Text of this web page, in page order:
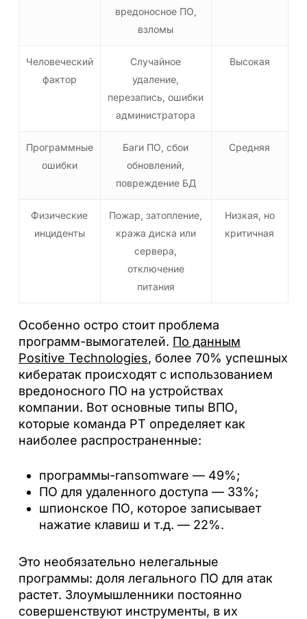
вредоносное ПО,
взломы
Человеческий
фактор
Случайное
удаление,
перезапись, ошибки
администратора
Высокая
Программные
ошибки
Баги ПО, сбои
обновлений,
повреждение БД
Средняя
Физические
инциденты
Пожар, затопление,
кража диска или
сервера,
отключение
питания
Низкая, но
критичная
Особенно остро стоит проблема
программ-вымогателей. По данным
Positive Technologies, более 70% успешных
кибератак происходят с использованием
вредоносного ПО на устройствах
компании. Вот основные типы ВПО,
которые команда PT определяет как
наиболее распространенные:
программы-ransomware — 49%;
ПО для удаленного доступа — 33%;
шпионское ПО, которое записывает
нажатие клавиш и т.д. — 22%.
Это необязательно нелегальные
программы: доля легального ПО для атак
растет. Злоумышленники постоянно
совершенствуют инструменты, в их